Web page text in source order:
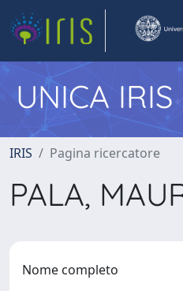
UNICA IRIS
IRIS Pagina ricercatore
PALA,
Nome completo